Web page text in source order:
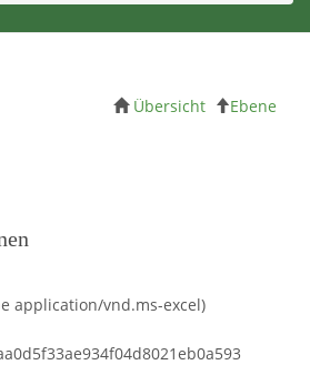
Übersicht Ebene
application/vnd.ms-excel)